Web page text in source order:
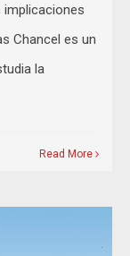
implicaciones
Chancel es un
la
Read More